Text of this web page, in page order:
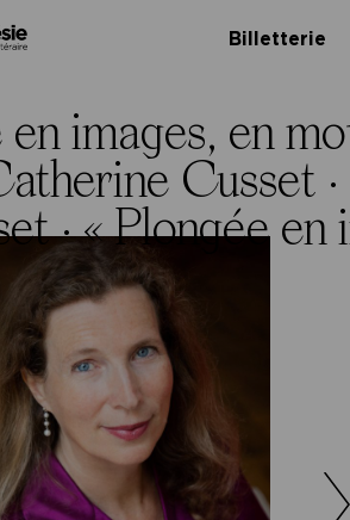
des cookies
Billetterie
en images, en
Cusset ·
·« Plongée en